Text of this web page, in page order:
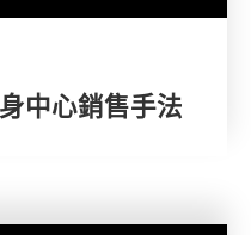
中心銷售手法